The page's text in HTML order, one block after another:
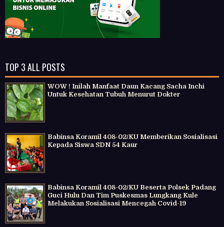
TOP 3 ALL POSTS
WOW ! Inilah Manfaat Daun Kacang Sacha Inchi
Untuk Kesehatan Tubuh Menurut Dokter
Babinsa Koramil 408-02/KU Memberikan Sosialisasi
Kepada Siswa SDN 54 Kaur
Babinsa Koramil 408-02/KU Beserta Polsek Padang
Guci Hulu Dan Tim Puskesmas Lungkang Kule
Melakukan Sosialisasi Mencegah Covid-19